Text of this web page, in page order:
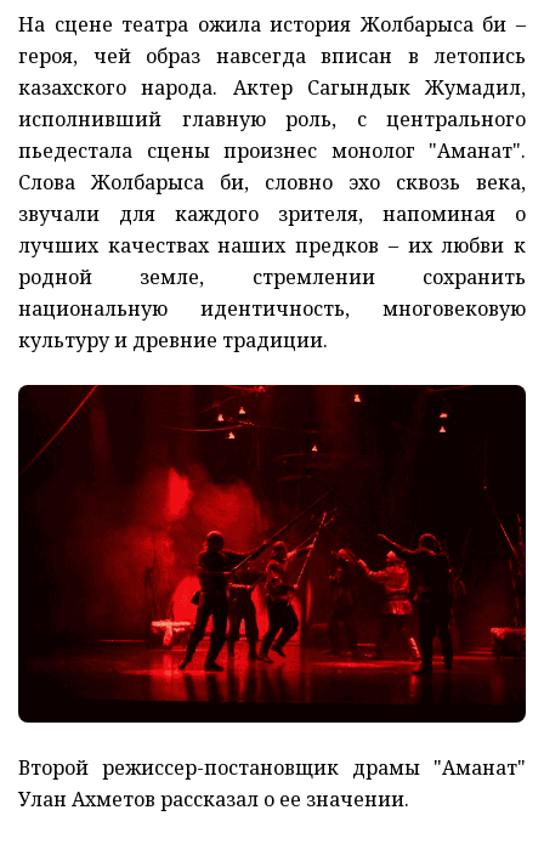
На сцене театра ожила история Жолбарыса би –
героя, чей образ навсегда вписан в летопись
казахского народа. Актер Сагындык Жумадил,
исполнивший главную роль, с центрального
пьедестала сцены произнес монолог "Аманат".
Слова Жолбарыса би, словно эхо сквозь века,
звучали для каждого зрителя, напоминая о
лучших качествах наших предков – их любви к
родной земле, стремлении сохранить
национальную идентичность, многовековую
культуру и древние традиции.
Второй режиссер-постановщик драмы "Аманат"
Улан Ахметов рассказал о ее значении.